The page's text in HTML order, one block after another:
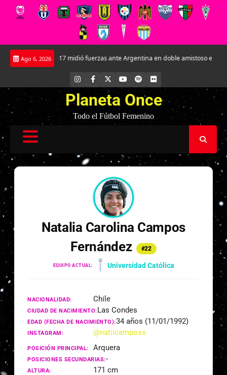
Saltar
Ago 6, 2026
La Roja Sub-17 midió fuerzas ante Argentina en doble amistoso en el CAR
INSTAGRAM
FACEBOOK YOUTUBE
SPOTIFYFLICKR
Planeta Once
Todo el Fútbol Femenino
Natalia Carolina Campos
Fernández
#22
EQUIPO ACTUAL: Universidad Católica
NACIONALIDAD: Chile
CIUDAD DE NACIMIENTO:Las Condes
EDAD (FECHA DE NACIMIENTO):34 años (11/01/1992)
INSTAGRAM: @natiicamposs
POSICIÓN PRINCIPAL: Arquera
POSICIONES SECUNDARIAS:-
ALTURA: 171 cm